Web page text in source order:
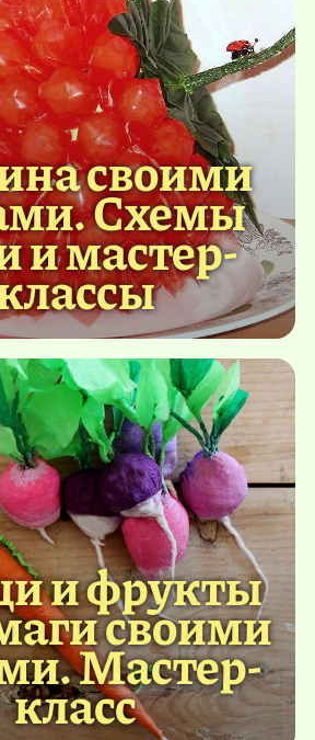
своими
Схемы
и мастер-
и фрукты
своими
Мастер-
класс